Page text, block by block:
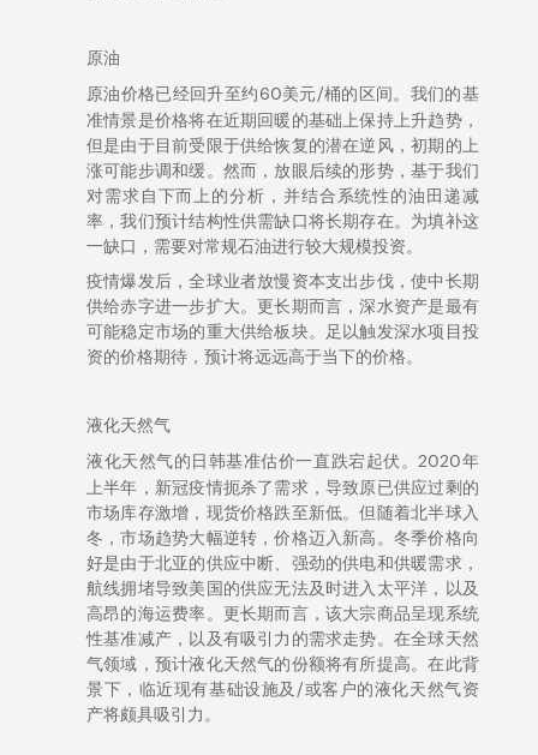
原油
原油价格已经回升至约60美元/桶的区间。我们的基
准情景是价格将在近期回暖的基础上保持上升趋势，
但是由于目前受限于供给恢复的潜在逆风，初期的上
涨可能步调和缓。然而，放眼后续的形势，基于我们
对需求自下而上的分析， 并结合系统性的油田递减
率，我们预计结构性供需缺口将长期存在。为填补这
一缺口， 需要对常规石油进行较大规模投资。
疫情爆发后，全球业者放慢资本支出步伐，使中长期
供给赤字进一步扩大。更长期而言，深水资产是最有
可能稳定市场的重大供给板块。足以触发深水项目投
资的价格期待， 预计将远远高于当下的价格。
液化天然气
液化天然气的日韩基准估价一直跌宕起伏。2020年
上半年，新冠疫情扼杀了需求，导致原已供应过剩的
市场库存激增，现货价格跌至新低。但随着北半球入
冬，市场趋势大幅逆转，价格迈入新高。冬季价格向
好是由于北亚的供应中断、强劲的供电和供暖需求，
航线拥堵导致美国的供应无法及时进入太平洋，以及
高昂的海运费率。更长期而言，该大宗商品呈现系统
性基准减产，以及有吸引力的需求走势。在全球天然
气领域，预计液化天然气的份额将有所提高。在此背
景下，临近现有基础设施及 /或客户的液化天然气资
产将颇具吸引力。